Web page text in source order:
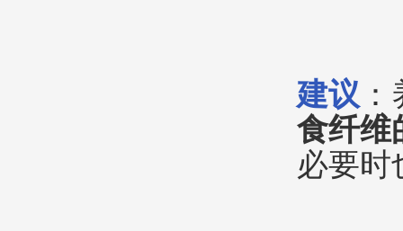
建议
食纤维
必要时